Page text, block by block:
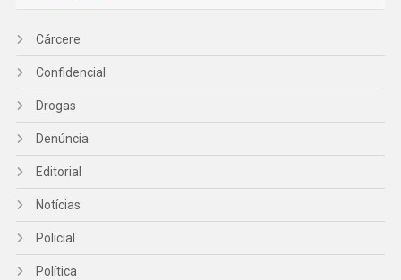
Cárcere
Confidencial
Drogas
Denúncia
Editorial
Notícias
Policial
Política